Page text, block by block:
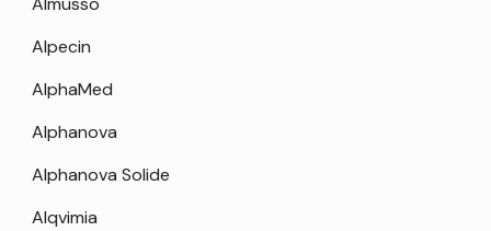
Alpecin
AlphaMed
Alphanova
Alphanova Solide
Alqvimia